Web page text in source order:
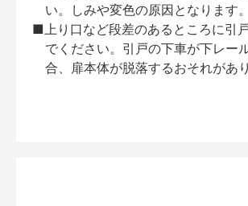
い。しみや変色の原因となります。
■上り口など段差のあるところに引
でください。引戸の下車が下レー
合、扉本体が脱落するおそれがあり